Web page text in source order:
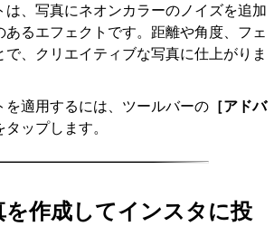
は、写真にネオンカラーのノイズを追加
あるエフェクトです。距離や角度、フェ
、クリエイティブな写真に仕上がりま
を適用するには、ツールバーの ［アドバ
タップします。
を作成してインスタに投